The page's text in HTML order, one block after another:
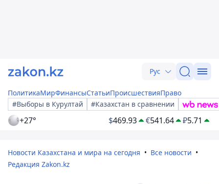
Рус
ПолитикаМирФинансыСтатьиПроисшествияПраво
#Выборы в Курултай
#Казахстан в сравнении
+27° $469.93 €541.64 ₽5.71
Новости Казахстана и мира на сегодня
Все новости
Редакция Zakon.kz